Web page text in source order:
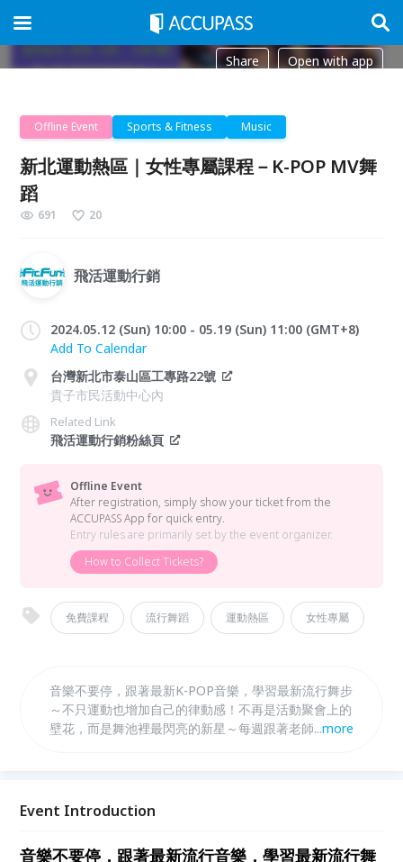
Share Open with app
Offline Event Sports & Fitness Music
新北運動熱區｜女性專屬課程－K-POP MV舞
蹈
691 20
飛活運動行銷
2024.05.12 (Sun) 10:00 - 05.19 (Sun) 11:00 (GMT+8)
Add To Calendar
台灣新北市泰山區工專路22號
貴子市民活動中心內
Related Link
飛活運動行銷粉絲頁
Offline Event
After registration, simply show your ticket from the
ACCUPASS App for quick entry.
Entry rules are primarily set by the event organizer.
How to Collect Tickets?
免費課程 流行舞蹈 運動熱區 女性專屬
音樂不要停，跟著最新K-POP音樂，學習最新流行舞步
～不只運動也增加自己的律動感！不再是活動聚會上的
壁花，而是舞池裡最閃亮的新星～每週跟著老師學習律
...more
Event Introduction
音樂不要停，跟著最新流行音樂，學習最新流行舞